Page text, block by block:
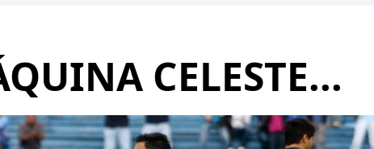
CELESTE...